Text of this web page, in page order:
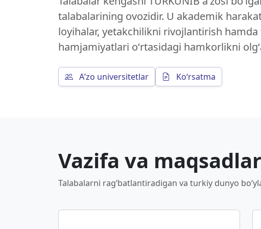
talabalarining ovozidir. U akademik
loyihalar, yetakchilikni rivojlantirish
hamjamiyatlari oʻrtasidagi hamkorlikni
Aʼzo universitetlar Koʻrsatma
Vazifa va maqsadlar
Talabalarni ragʻbatlantiradigan va turkiy dunyo